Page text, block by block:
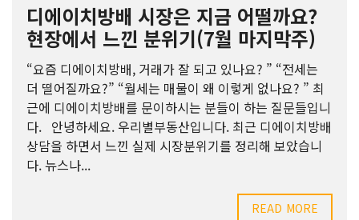
디에이치방배 시장은 지금 어떨까요?
현장에서 느낀 분위기(7월 마지막주)
“요즘 디에이치방배, 거래가 잘 되고 있나요? ” “전세는
더 떨어질까요?” “월세는 매물이 왜 이렇게 없나요? ” 최
근에 디에이치방배를 문이하시는 분들이 하는 질문들입니
다. 안녕하세요. 우리별부동산입니다. 최근 디에이치방배
상담을 하면서 느낀 실제 시장분위기를 정리해 보았습니
다. 뉴스나...
READ MORE